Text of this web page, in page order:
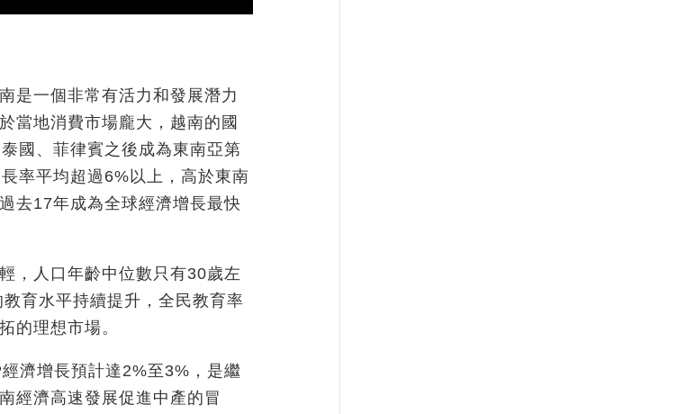
是一個非常有活力和發展潛力
當地消費市場龐大，越南的國
國、菲律賓之後成為東南亞第
率平均超過6%以上，高於東南
去17年成為全球經濟增長最快
，人口年齡中位數只有30歲左
育水平持續提升，全民教育率
的理想市場。
濟增長預計達2%至3%，是繼
經濟高速發展促進中產的冒